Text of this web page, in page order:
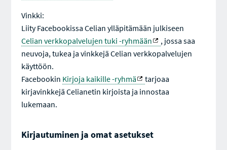
Vinkki:
Liity Facebookissa Celian ylläpitämään julkiseen
Celian verkkopalvelujen tuki -ryhmään
, jossa saa
neuvoja, tukea ja vinkkejä Celian verkkopalvelujen
käyttöön.
Facebookin Kirjoja kaikille -ryhmä
tarjoaa
kirjavinkkejä Celianetin kirjoista ja innostaa
lukemaan.
Kirjautuminen ja omat asetukset